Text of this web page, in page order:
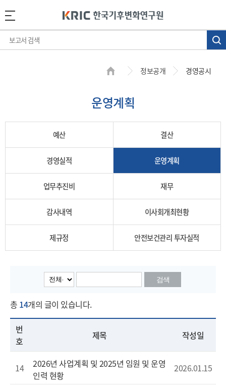
정보공개 경영공시
운영계획
예산 결산
경영실적 운영계획
업무추진비 재무
감사내역 이사회개최현황
제규정 안전보건관리 투자실적
검색
총 14개의 글이 있습니다.
번
호
제목 작성일
14
2026년 사업계획 및 2025년 임원 및 운영
인력 현황
2026.01.15